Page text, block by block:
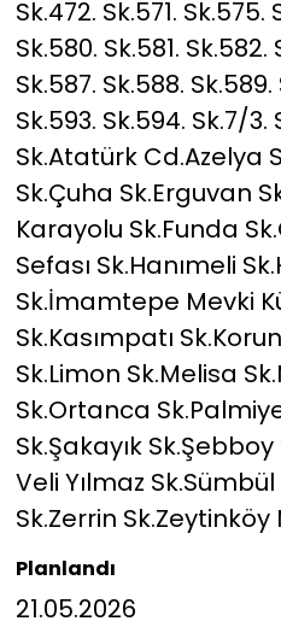
Sk.472. Sk.571. Sk.575.
Sk.580. Sk.581. Sk.582.
Sk.587. Sk.588. Sk.589.
Sk.593. Sk.594. Sk.7/3.
Sk.Atatürk Cd.Azelya
Sk.Çuha Sk.Erguvan
Karayolu Sk.Funda
Sefası Sk.Hanımeli
Sk.İmamtepe Mevki
Sk.Kasımpatı
Sk.Limon Sk.Melisa
Sk.Ortanca
Sk.Şakayık
Veli Yılmaz
Sk.Zerrin
Planlandı
21.05.2026